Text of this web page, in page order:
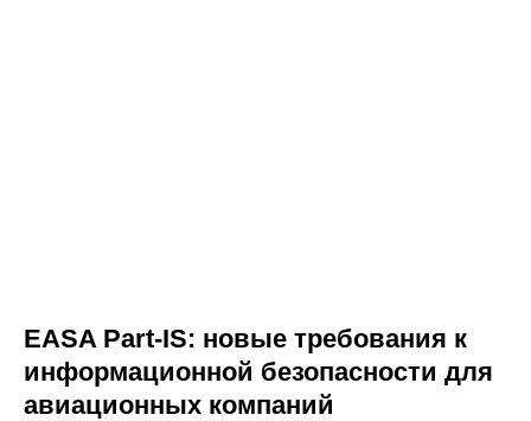
EASA Part-IS: новые требования к
информационной безопасности для
авиационных компаний